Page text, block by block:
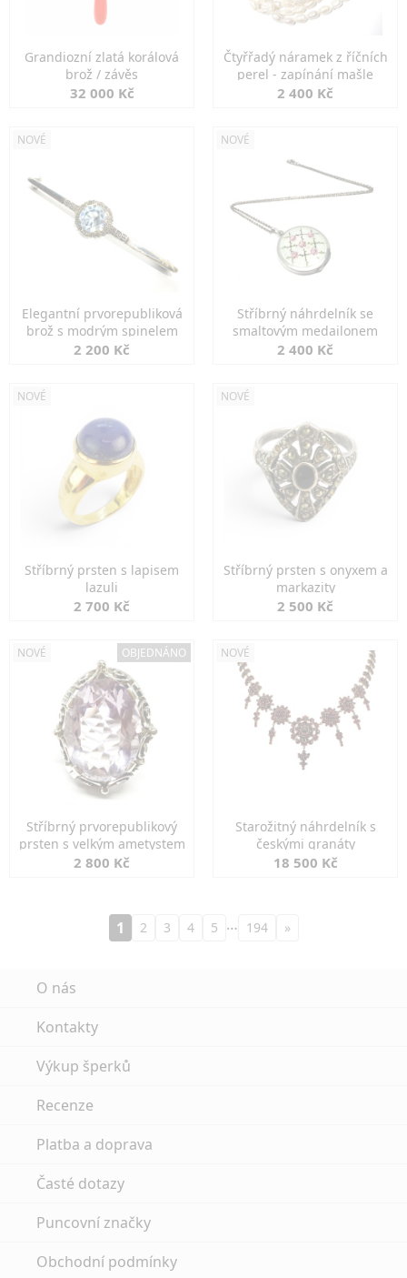
Grandiozní zlatá korálová
brož / závěs
32 000 Kč
Čtyřřadý náramek z říčních
perel - zapínání mašle
2 400 Kč
NOVÉ
Elegantní prvorepubliková
brož s modrým spinelem
2 200 Kč
NOVÉ
Stříbrný náhrdelník se
smaltovým medailonem
2 400 Kč
NOVÉ
Stříbrný prsten s lapisem
lazuli
2 700 Kč
NOVÉ
Stříbrný prsten s onyxem a
markazity
2 500 Kč
NOVÉ OBJEDNÁNO
Stříbrný prvorepublikový
prsten s velkým ametystem
2 800 Kč
NOVÉ
Starožitný náhrdelník s
českými granáty
18 500 Kč
1 2 3 4 5 … 194 »
O nás
Kontakty
Výkup šperků
Recenze
Platba a doprava
Časté dotazy
Puncovní značky
Obchodní podmínky